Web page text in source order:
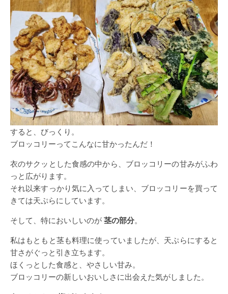
すると、びっくり。
ブロッコリーってこんなに甘かったんだ！
衣のサクッとした食感の中から、ブロッコリーの甘みがふわ
っと広がります。
それ以来すっかり気に入ってしまい、ブロッコリーを買って
きては天ぷらにしています。
そして、特においしいのが 茎の部分。
私はもともと茎も料理に使っていましたが、天ぷらにすると
甘さがぐっと引き立ちます。
ほくっとした食感と、やさしい甘み。
ブロッコリーの新しいおいしさに出会えた気がしました。